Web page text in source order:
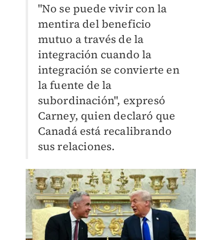
"No se puede vivir con la
mentira del beneficio
mutuo a través de la
integración cuando la
integración se convierte en
la fuente de la
subordinación", expresó
Carney, quien declaró que
Canadá está recalibrando
sus relaciones.